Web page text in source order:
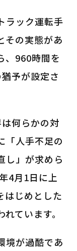
ラック運転手
その実態があ
、960時間を
予が設定さ
何らかの対
「人手不足の
し」が求めら
4月1日に上
はじめとした
ています。
境が過酷であ